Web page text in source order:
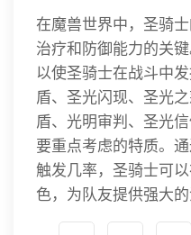
在魔兽世界中，圣骑
治疗和防御能力的关
以使圣骑士在战斗中
盾、圣光闪现、圣光
盾、光明审判、圣光
要重点考虑的特质。
触发几率，圣骑士可
色，为队友提供强大的